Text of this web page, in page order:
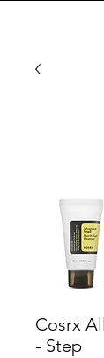
Cosrx
- Step